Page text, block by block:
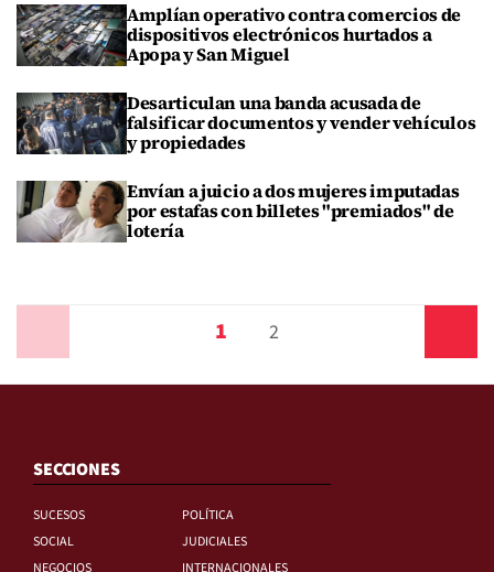
Amplían operativo contra comercios de
dispositivos electrónicos hurtados a
Apopa y San Miguel
Desarticulan una banda acusada de
falsificar documentos y vender vehículos
y propiedades
Envían a juicio a dos mujeres imputadas
por estafas con billetes "premiados" de
lotería
1 2
SECCIONES
SUCESOS
POLÍTICA
SOCIAL
JUDICIALES